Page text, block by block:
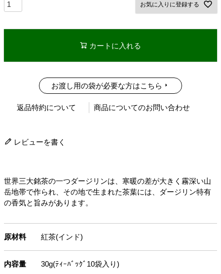
お気に入りに登録する
カートに入れる
お渡し用の袋が必要な方はこちら
返品特約について 商品についてのお問い合わせ
レビューを書く
世界三大銘茶の一つダージリンは、寒暖の差が大きく霧深い山
岳地帯で作られ、その地で生まれた茶葉には、ダージリン特有
の香気と旨みがあります。
原材料 紅茶(インド)
内容量 30g(ﾃｨｰﾊﾞｯｸﾞ10袋入り)